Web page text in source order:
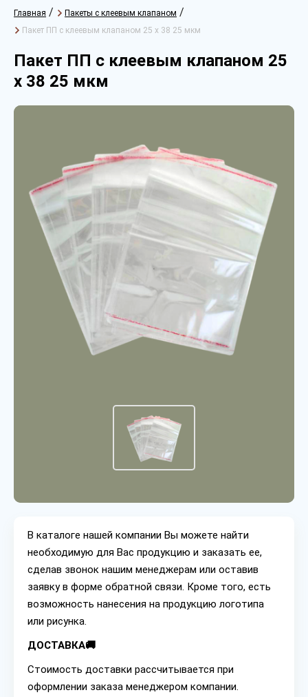
Главная / Пакеты с клеевым клапаном /
Пакет ПП с клеевым клапаном 25 х 38 25 мкм
Пакет ПП с клеевым клапаном 25
х 38 25 мкм
В каталоге нашей компании Вы можете найти
необходимую для Вас продукцию и заказать ее,
сделав звонок нашим менеджерам или оставив
заявку в форме обратной связи. Кроме того, есть
возможность нанесения на продукцию логотипа
или рисунка.
ДОСТАВКА🚚
Стоимость доставки рассчитывается при
оформлении заказа менеджером компании.